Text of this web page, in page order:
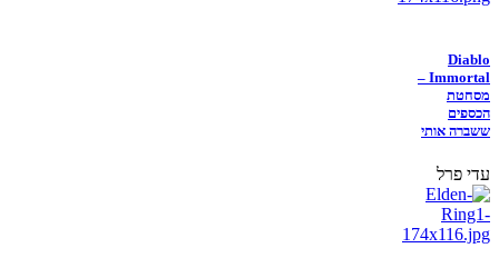
Diablo
Immortal –
מסחטת
הכספים
ששברה אותי
עדי פרל